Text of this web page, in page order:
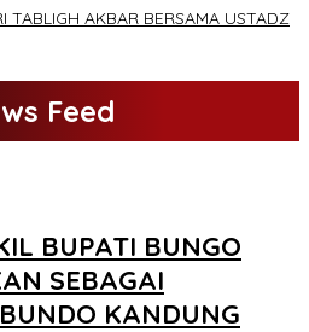
TABLIGH AKBAR BERSAMA USTADZ
Feed
BUPATI BUNGO
SEBAGAI
KANDUNG